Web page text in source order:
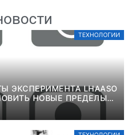
ТЕХНОЛОГИИ
ЭКСПЕРИМЕНТА LHAASO
НОВЫЕ ПРЕДЕЛЫ
ЧАСТИЦ ТЕМНОЙ